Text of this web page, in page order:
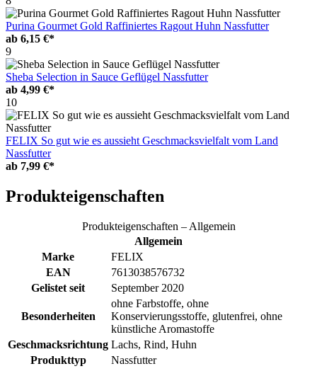
Purina Gourmet Gold Raffiniertes Ragout Huhn Nassfutter
ab 6,15 €*
9
Sheba Selection in Sauce Geflügel Nassfutter
ab 4,99 €*
10
FELIX So gut wie es aussieht Geschmacksvielfalt vom Land
Nassfutter
ab 7,99 €*
Produkteigenschaften
Produkteigenschaften – Allgemein
Allgemein
Marke
FELIX
EAN
7613038576732
Gelistet seit
September 2020
Besonderheiten
ohne Farbstoffe, ohne
Konservierungsstoffe, glutenfrei, ohne
künstliche Aromastoffe
Geschmacksrichtung Lachs, Rind, Huhn
Produkttyp
Nassfutter